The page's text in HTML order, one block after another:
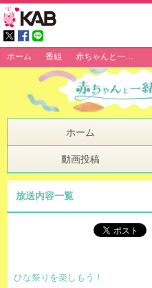
ホーム 番組 赤ちゃんと一緒！
ホーム
動画投稿
放送内容一覧
ひな祭りを楽しもう！